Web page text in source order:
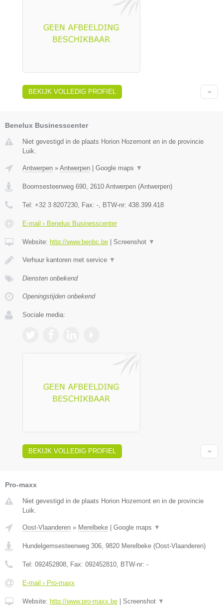
BEKIJK VOLLEDIG PROFIEL
Benelux Businesscenter
Niet gevestigd in de plaats Horion Hozemont en in de provincie
Luik.
Antwerpen » Antwerpen Google maps ▼
Boomsesteenweg 690 2610 Antwerpen (Antwerpen)
Tel: +32 3 8207230 , Fax: - , BTW-nr: 438.399.418
E-mail › Benelux Businesscenter
Website: http://www.benbc.be Screenshot ▼
Verhuur kantoren met service ▼
Diensten onbekend
Openingstijden onbekend
Sociale media:
BEKIJK VOLLEDIG PROFIEL
Pro-maxx
Niet gevestigd in de plaats Horion Hozemont en in de provincie
Luik.
Oost-Vlaanderen » Merelbeke | Google maps ▼
Hundelgemsesteenweg 306 9820 Merelbeke (Oost-Vlaanderen)
Tel: 092452808 , Fax: 092452810 , BTW-nr: -
E-mail › Pro-maxx
Website: http://www.pro-maxx.be | Screenshot ▼